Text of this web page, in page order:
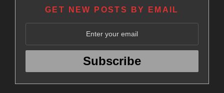
GET NEW POSTS BY EMAIL